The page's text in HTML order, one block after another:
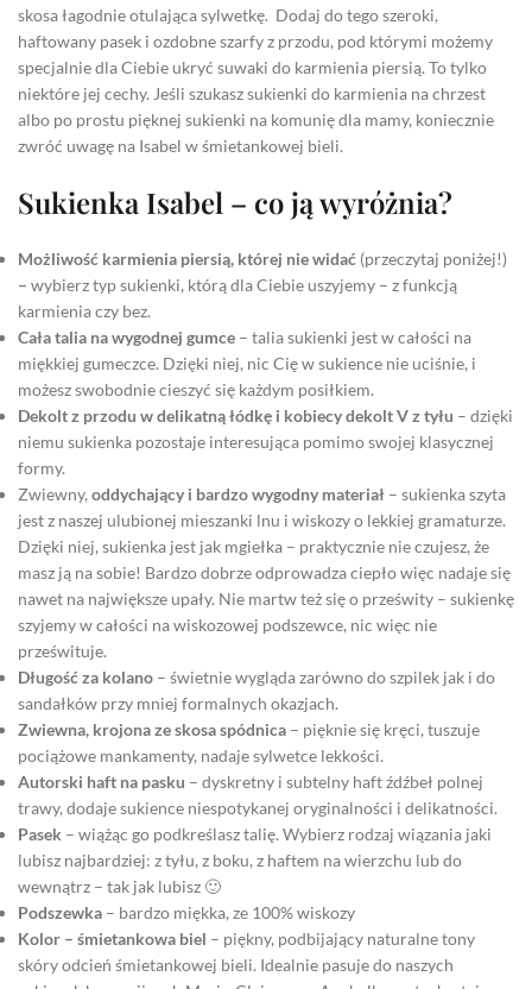
skosa łagodnie otulająca sylwetkę. Dodaj do tego szeroki,
haftowany pasek i ozdobne szarfy z przodu, pod którymi możemy
specjalnie dla Ciebie ukryć suwaki do karmienia piersią. To tylko
niektóre jej cechy. Jeśli szukasz sukienki do karmienia na chrzest
albo po prostu pięknej sukienki na komunię dla mamy, koniecznie
zwróć uwagę na Isabel w śmietankowej bieli.
Sukienka Isabel – co ją wyróżnia?
Możliwość karmienia piersią, której nie widać (przeczytaj poniżej!)
– wybierz typ sukienki, którą dla Ciebie uszyjemy – z funkcją
karmienia czy bez.
Cała talia na wygodnej gumce – talia sukienki jest w całości na
miękkiej gumeczce. Dzięki niej, nic Cię w sukience nie uciśnie, i
możesz swobodnie cieszyć się każdym posiłkiem.
Dekolt z przodu w delikatną łódkę i kobiecy dekolt V z tyłu – dzięki
niemu sukienka pozostaje interesująca pomimo swojej klasycznej
formy.
Zwiewny, oddychający i bardzo wygodny materiał – sukienka szyta
jest z naszej ulubionej mieszanki lnu i wiskozy o lekkiej gramaturze.
Dzięki niej, sukienka jest jak mgiełka – praktycznie nie czujesz, że
masz ją na sobie! Bardzo dobrze odprowadza ciepło więc nadaje się
nawet na największe upały. Nie martw też się o prześwity – sukienkę
szyjemy w całości na wiskozowej podszewce, nic więc nie
prześwituje.
Długość za kolano – świetnie wygląda zarówno do szpilek jak i do
sandałków przy mniej formalnych okazjach.
Zwiewna, krojona ze skosa spódnica – pięknie się kręci, tuszuje
pociążowe mankamenty, nadaje sylwetce lekkości.
Autorski haft na pasku – dyskretny i subtelny haft źdźbeł polnej
trawy, dodaje sukience niespotykanej oryginalności i delikatności.
Pasek – wiążąc go podkreślasz talię. Wybierz rodzaj wiązania jaki
lubisz najbardziej: z tyłu, z boku, z haftem na wierzchu lub do
wewnątrz – tak jak lubisz 🙂
Podszewka – bardzo miękka, ze 100% wiskozy
Kolor – śmietankowa biel – piękny, podbijający naturalne tony
skóry odcień śmietankowej bieli. Idealnie pasuje do naszych